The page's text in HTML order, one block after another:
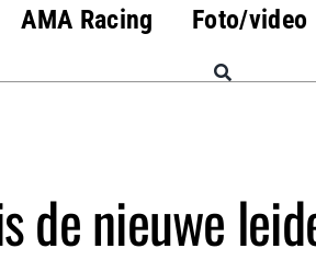
AMA Racing Foto/video
de nieuwe